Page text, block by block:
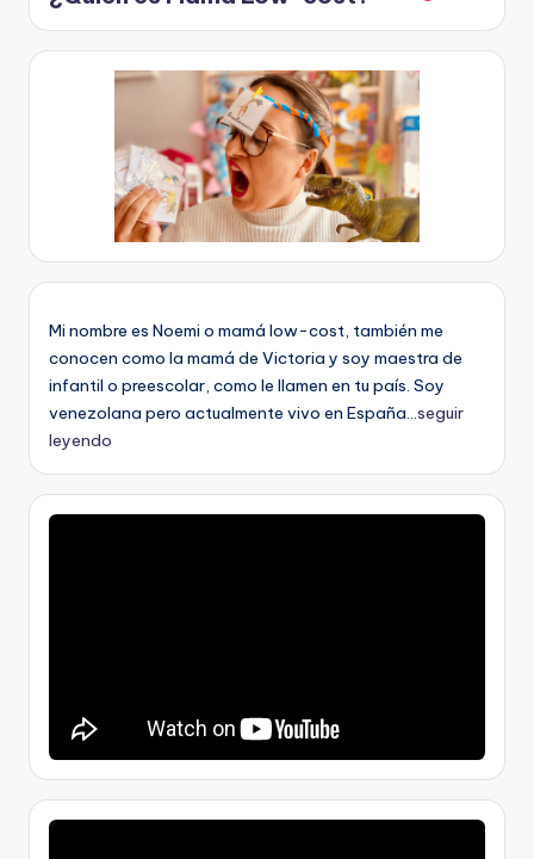
Mi nombre es Noemi o mamá low-cost, también me
conocen como la mamá de Victoria y soy maestra de
infantil o preescolar, como le llamen en tu país. Soy
venezolana pero actualmente vivo en España...seguir
leyendo